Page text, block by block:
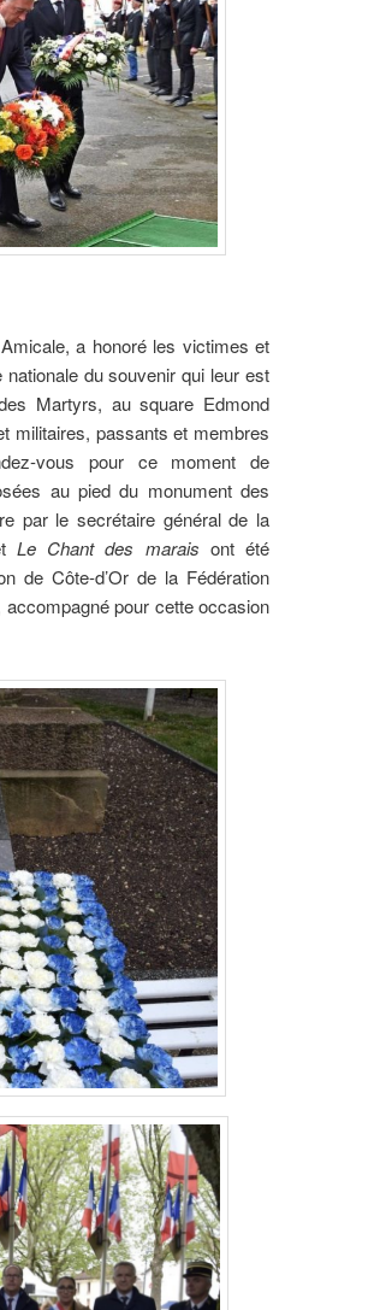
a honoré les victimes et
du souvenir qui leur est
Martyrs, au square Edmond
militaires, passants et membres
vous pour ce moment de
au pied du monument des
par le secrétaire général de la
Le Chant des marais ont été
de Côte-d’Or de la Fédération
pour cette occasion